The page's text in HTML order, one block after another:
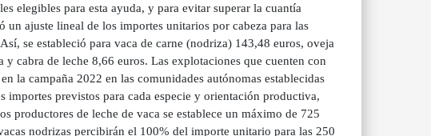
elegibles para esta ayuda, y para evitar superar la cuantía
ajuste lineal de los importes unitarios por cabeza para las
se estableció para vaca de carne (nodriza) 143,48 euros, oveja
cabra de leche 8,66 euros. Las explotaciones que cuenten con
la campaña 2022 en las comunidades autónomas establecidas
previstos para cada especie y orientación productiva,
productores de leche de vaca se establece un máximo de 725
nodrizas percibirán el 100% del importe unitario para las 250